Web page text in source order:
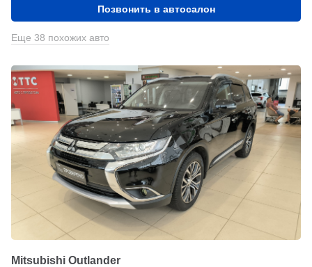
Позвонить в автосалон
Еще 38 похожих авто
Mitsubishi Outlander